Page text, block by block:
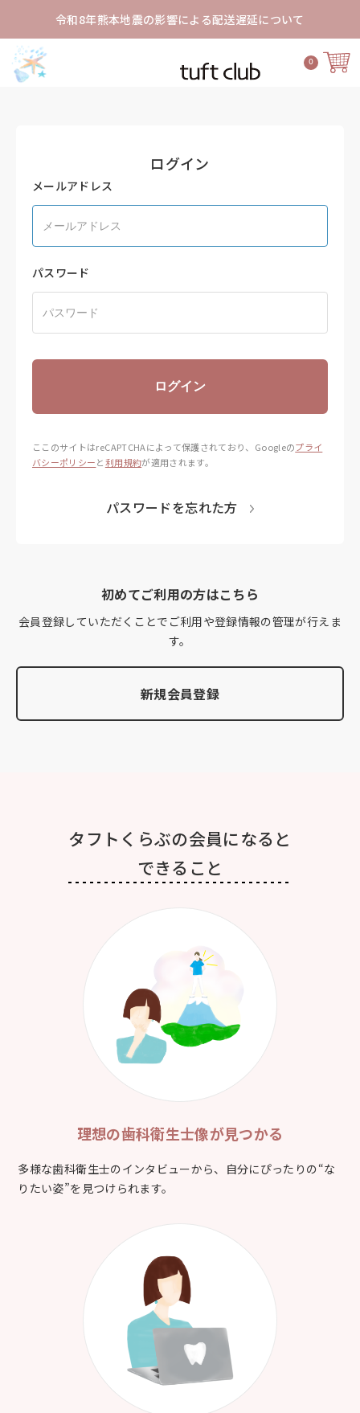
令和8年熊本地震の影響による配送遅延について
0
ログイン
メールアドレス
パスワード
ログイン
ここのサイトはreCAPTCHAによって保護されており、 Googleのプライ
バシーポリシーと利用規約が適用されます。
パスワードを忘れた方
初めてご利用の方はこちら
会員登録していただくことでご利用や登録情報の管理が行えま
す。
新規会員登録
タフトくらぶの会員になると
できること
理想の歯科衛生士像が見つかる
多様な歯科衛生士のインタビューから、自分にぴったりの“な
りたい姿”を見つけられます。